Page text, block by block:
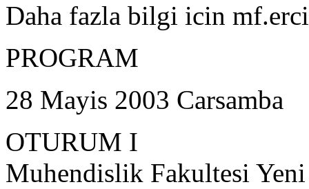
Daha fazla bilgi icin
PROGRAM
28 Mayis 2003 Carsamba
OTURUM I
Muhendislik Fakultesi